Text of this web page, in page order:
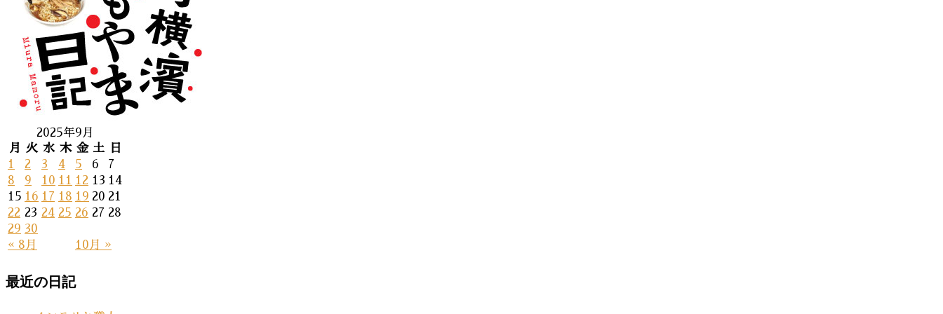
2025年9月
月
火 水 木 金 土 日
« 8月 10月 »
1 2 3 4 5 6
7
8
9 10 11 12 13 14
15 16 17 18 19 20 21
22 23 24 25 26 27 28
29 30
最近の日記